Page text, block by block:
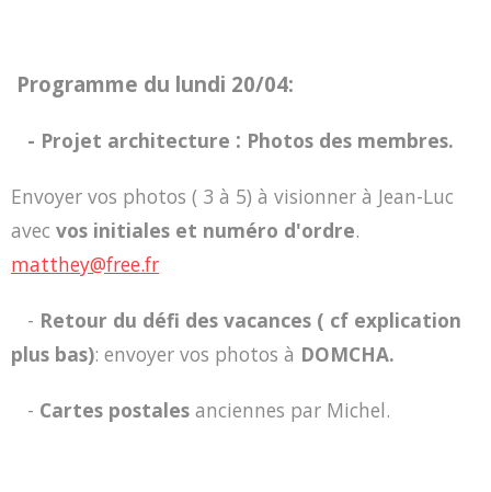
Programme du lundi 20/04:
- Projet architecture : Photos des membres.
Envoyer vos photos ( 3 à 5) à visionner à Jean-Luc
avec vos initiales et numéro d'ordre.
matthey@free.fr
- Retour du défi des vacances ( cf explication
plus bas): envoyer vos photos à DOMCHA.
- Cartes postales anciennes par Michel.